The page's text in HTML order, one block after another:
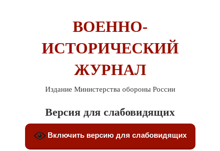
ВОЕННО-
ИСТОРИЧЕСКИЙ
ЖУРНАЛ
Издание Министерства обороны России
Версия для слабовидящих
Включить версию для слабовидящих